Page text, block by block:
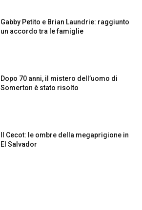
Gabby Petito e Brian Laundrie: raggiunto
un accordo tra le famiglie
Dopo 70 anni, il mistero dell’uomo di
Somerton è stato risolto
Il Cecot: le ombre della megaprigione in
El Salvador